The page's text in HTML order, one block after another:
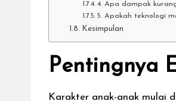
4. Apa dampak
5. Apakah teknologi
Kesimpulan
Pentingnya
Karakter anak-anak mulai